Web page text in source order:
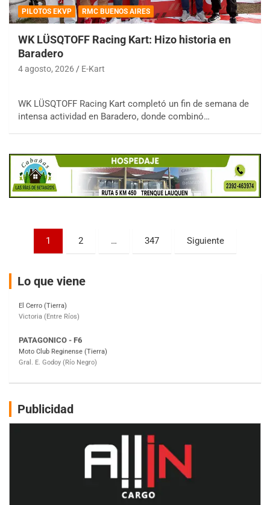
PILOTOS EKVP RMC BUENOS AIRES
WK LÜSQTOFF Racing Kart: Hizo historia en
Baradero
4 agosto, 2026 E-Kart
WK LÜSQTOFF Racing Kart completó un fin de semana de
intensa actividad en Baradero, donde combinó…
Paginación
entradas
1 2 … 347 Siguiente
Lo que viene
COBERTURA ESPECIAL DE E-KART.COM.AR
IAME SERIES ARGENTINA 6
Ramiro Tot (Asfalto)
Ciudad de Trenque Lauquen (Asfalto)
Trenque Lauquen (Buenos Aires)
ENTRERRIANO - F6 (POSTERGADA)
VICTORIENSE - F7
PATAGONICO - F6
Gral. E. Godoy (Río Negro)
Juventud Unida (Tierra)
Humboldt (Santa Fe)
SUR SANTAFESINO - F4
Juan Navarro (Asfalto)
Publicidad